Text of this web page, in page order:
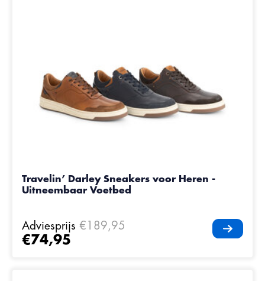
Travelin’ Darley Sneakers voor Heren -
Uitneembaar Voetbed
Adviesprijs €189,95
€74,95